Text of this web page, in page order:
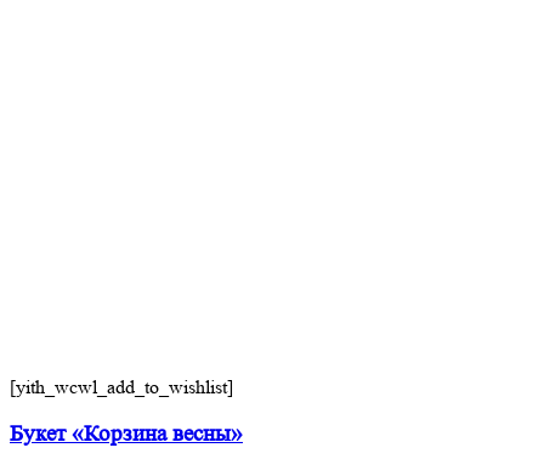
[yith_wcwl_add_to_wishlist]
Букет «Корзина весны»